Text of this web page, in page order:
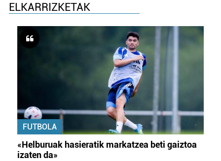
ELKARRIZKETAK
FUTBOLA
«Helburuak hasieratik markatzea beti gaiztoa
izaten da»